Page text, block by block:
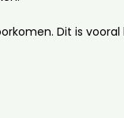
Dit is vooral